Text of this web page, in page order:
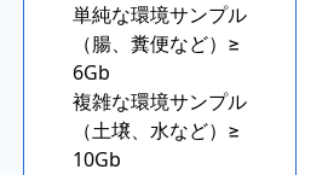
単純な環境サンプル
（腸、糞便など）≥
6Gb
複雑な環境サンプル
（土壌、水など）≥
10Gb